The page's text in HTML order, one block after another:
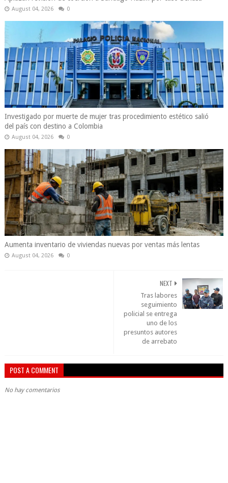
August 04, 2026 0
Investigado por muerte de mujer tras procedimiento estético salió
del país con destino a Colombia
August 04, 2026 0
Aumenta inventario de viviendas nuevas por ventas más lentas
August 04, 2026 0
NEXT
Tras labores
seguimiento
policial se entrega
uno de los
presuntos autores
de arrebato
POST A COMMENT
No hay comentarios